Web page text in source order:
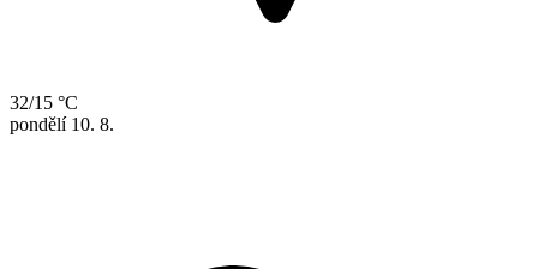
32/15 °C
pondělí 10. 8.